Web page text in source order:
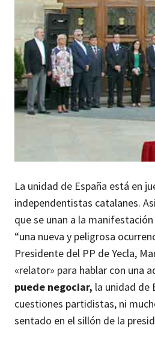
La unidad de España está en
independentistas catalanes.
que se unan a la
“una nueva y peligrosa
Presidente del PP de Yecla,
«relator» para hablar con una
puede negociar, la unidad de
cuestiones partidistas, ni
sentado en el sillón de la